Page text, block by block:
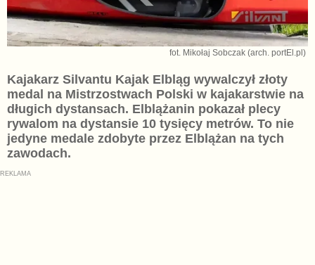
fot. Mikołaj Sobczak (arch. portEl.pl)
Kajakarz Silvantu Kajak Elbląg wywalczył złoty
medal na Mistrzostwach Polski w kajakarstwie na
długich dystansach. Elblążanin pokazał plecy
rywalom na dystansie 10 tysięcy metrów. To nie
jedyne medale zdobyte przez Elblążan na tych
zawodach.